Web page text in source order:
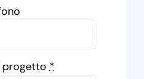
progetto*